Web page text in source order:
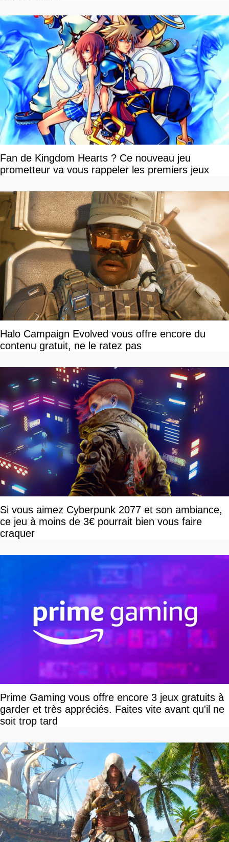
Fan de Kingdom Hearts ? Ce nouveau jeu
prometteur va vous rappeler les premiers jeux
Halo Campaign Evolved vous offre encore du
contenu gratuit, ne le ratez pas
Si vous aimez Cyberpunk 2077 et son ambiance,
ce jeu à moins de 3€ pourrait bien vous faire
craquer
Prime Gaming vous offre encore 3 jeux gratuits à
garder et très appréciés. Faites vite avant qu'il ne
soit trop tard